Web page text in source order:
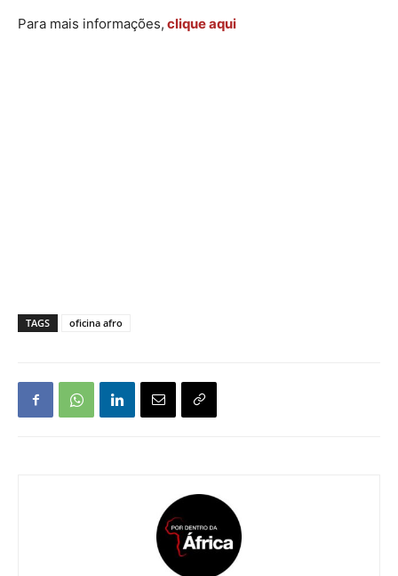
Para mais informações, clique aqui
TAGS oficina afro